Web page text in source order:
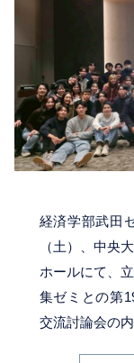
経済学部武田
（土）、中央
ホールにて、
集ゼミとの第
交流討論会の